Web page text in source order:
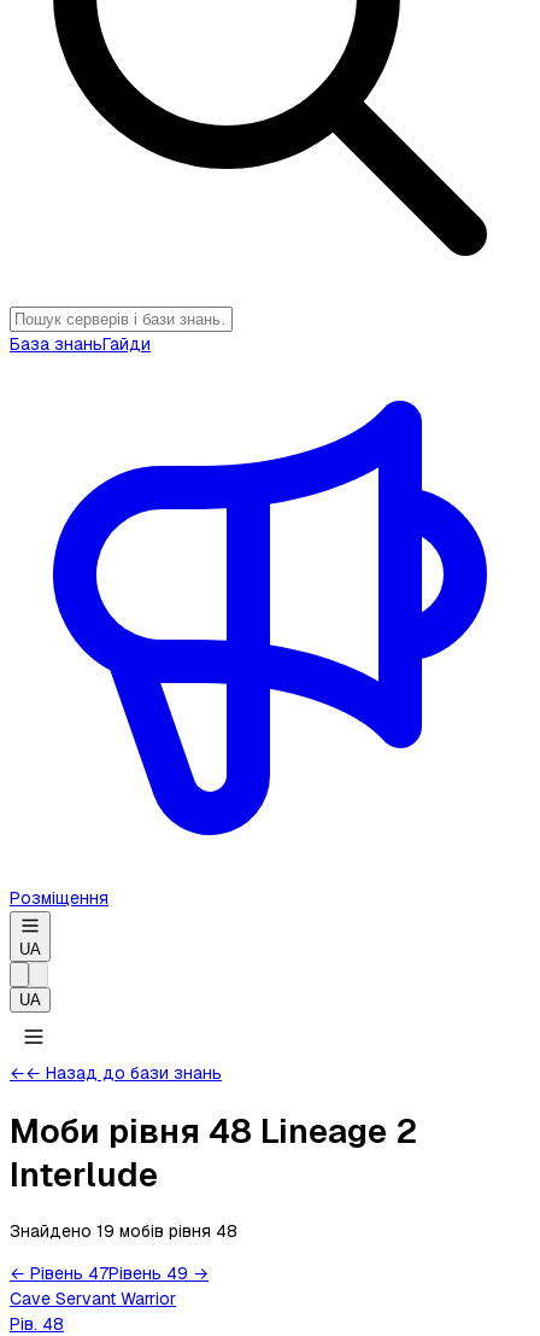
База знаньГайди
Розміщення
UA
UA
←← Назад до бази знань
Моби рівня 48 Lineage 2
Interlude
Знайдено 19 мобів рівня 48
← Рівень 47Рівень 49 →
Cave Servant Warrior
Рів. 48